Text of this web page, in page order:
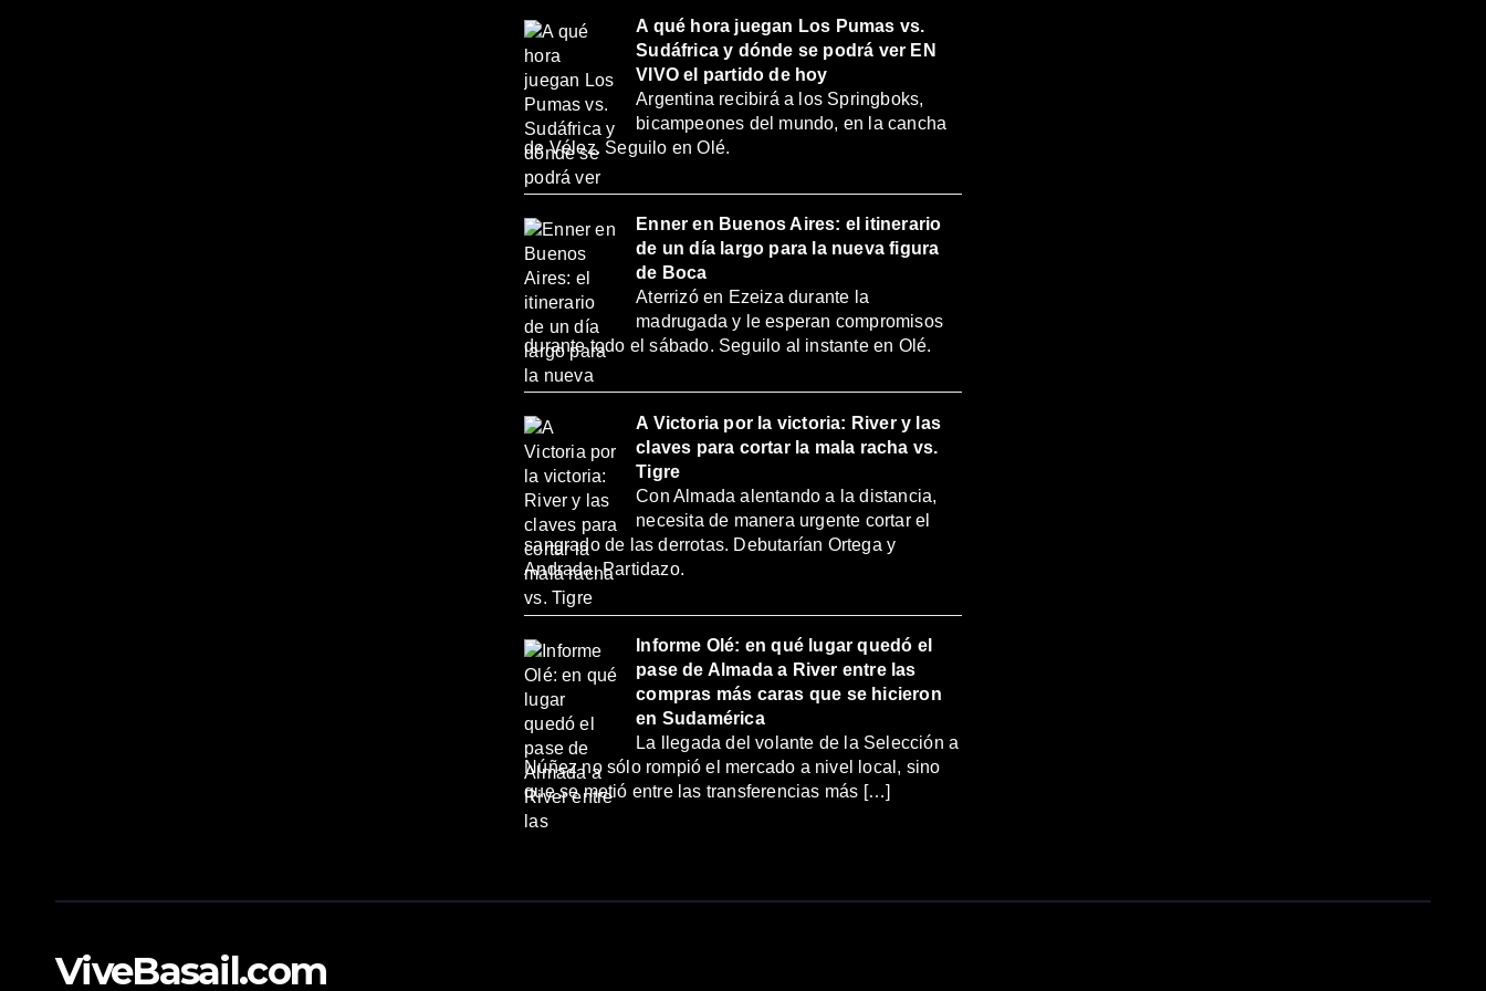
A qué hora juegan Los Pumas vs.
Sudáfrica y dónde se podrá ver EN
VIVO el partido de hoy
Argentina recibirá a los Springboks,
bicampeones del mundo, en la cancha
de Vélez. Seguilo en Olé.
Enner en Buenos Aires: el itinerario
de un día largo para la nueva figura
de Boca
Aterrizó en Ezeiza durante la
madrugada y le esperan compromisos
durante todo el sábado. Seguilo al instante en Olé.
A Victoria por la victoria: River y las
claves para cortar la mala racha vs.
Tigre
Con Almada alentando a la distancia,
necesita de manera urgente cortar el
sangrado de las derrotas. Debutarían Ortega y
Andrada. Partidazo.
Informe Olé: en qué lugar quedó el
pase de Almada a River entre las
compras más caras que se hicieron
en Sudamérica
La llegada del volante de la Selección a
Núñez no sólo rompió el mercado a nivel local, sino
que se metió entre las transferencias más […]
ViveBasail.com